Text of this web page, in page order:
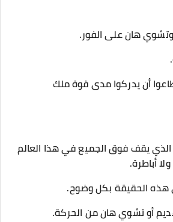
هان على الفور.
أن يدركوا مدى قوة ملك
الذي يقف فوق الجميع في هذا العالم
أباطرة.
هذه الحقيقة بكل وضوح.
أو تشوي هان من الحركة.